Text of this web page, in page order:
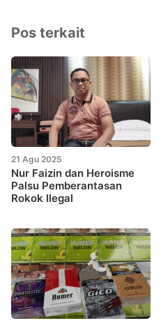
Pos terkait
21 Agu 2025
Nur Faizin dan Heroisme
Palsu Pemberantasan
Rokok Ilegal